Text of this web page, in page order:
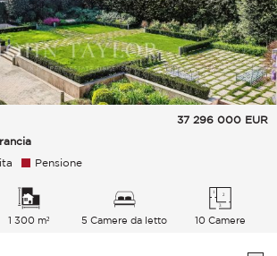
37 296 000 EUR
Pensione
1 300 m² 5 Camere da letto 10 Camere